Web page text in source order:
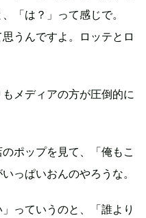
「は？」って感じで。
うんですよ。ロッテとロ
メディアの方が圧倒的に
ポップを見て、「俺もこ
っぱいおんのやろうな。
っていうのと、「誰より